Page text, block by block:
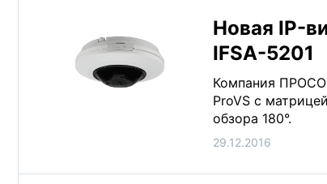
Новая IP-
IFSA-5201
Компания
ProVS с
обзора 180°.
29.12.2016